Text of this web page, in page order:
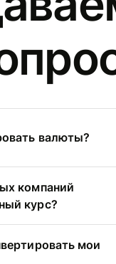
валюты?
компаний
курс?
мои